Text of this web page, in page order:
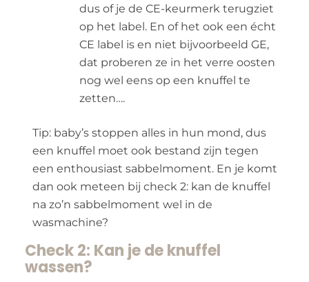
dus of je de CE-keurmerk terugziet
op het label. En of het ook een écht
CE label is en niet bijvoorbeeld GE,
dat proberen ze in het verre oosten
nog wel eens op een knuffel te
zetten….
Tip: baby’s stoppen alles in hun mond, dus
een knuffel moet ook bestand zijn tegen
een enthousiast sabbelmoment. En je komt
dan ook meteen bij check 2: kan de knuffel
na zo’n sabbelmoment wel in de
wasmachine?
Check 2: Kan je de knuffel
wassen?